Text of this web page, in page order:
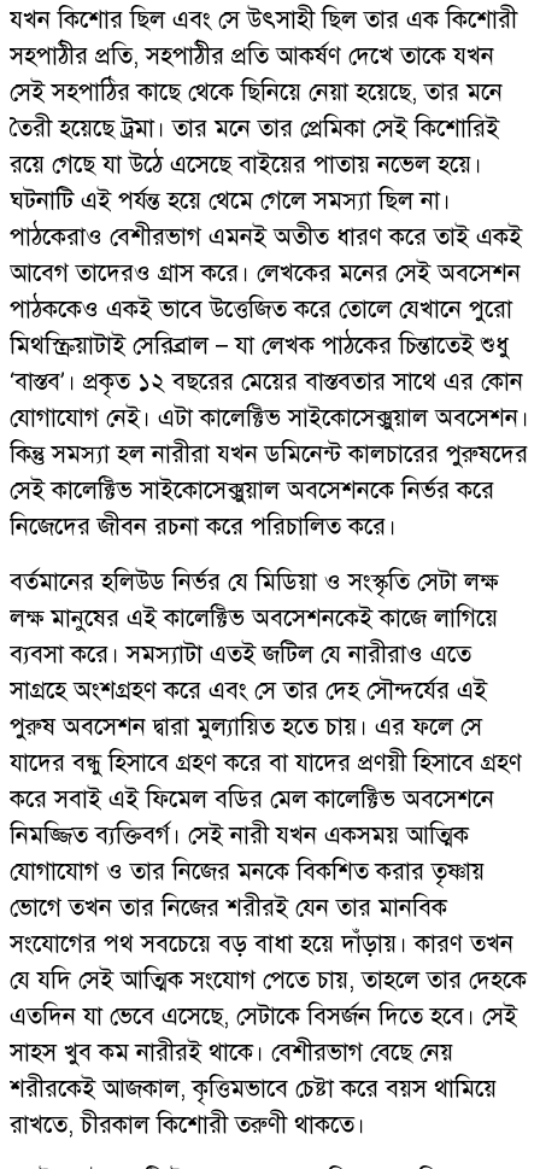
যখন কিশোর ছিল এবং সে উৎসাহী ছিল তার এক কিশোরী
সহপাঠীর প্রতি, সহপাঠীর প্রতি আকর্ষণ দেখে তাকে যখন
সেই সহপাঠির কাছে থেকে ছিনিয়ে নেয়া হয়েছে, তার মনে
তৈরী হয়েছে ট্রমা। তার মনে তার প্রেমিকা সেই কিশোরিই
রয়ে গেছে যা উঠে এসেছে বাইয়ের পাতায় নভেল হয়ে।
ঘটনাটি এই পর্যন্ত হয়ে থেমে গেলে সমস্যা ছিল না।
পাঠকেরাও বেশীরভাগ এমনই অতীত ধারণ করে তাই একই
আবেগ তাদেরও গ্রাস করে। লেখকের মনের সেই অবসেশন
পাঠককেও একই ভাবে উত্তেজিত করে তোলে যেখানে পুরো
মিথস্ক্রিয়াটাই সেরিব্রাল – যা লেখক পাঠকের চিন্তাতেই শুধু
‘বাস্তব’। প্রকৃত ১২ বছরের মেয়ের বাস্তবতার সাথে এর কোন
যোগাযোগ নেই। এটা কালেক্টিভ সাইকোসেক্সুয়াল অবসেশন।
কিন্তু সমস্যা হল নারীরা যখন ডমিনেন্ট কালচারের পুরুষদের
সেই কালেক্টিভ সাইকোসেক্সুয়াল অবসেশনকে নির্ভর করে
নিজেদের জীবন রচনা করে পরিচালিত করে।
বর্তমানের হলিউড নির্ভর যে মিডিয়া ও সংস্কৃতি সেটা লক্ষ
লক্ষ মানুষের এই কালেক্টিভ অবসেশনকেই কাজে লাগিয়ে
ব্যবসা করে। সমস্যাটা এতই জটিল যে নারীরাও এতে
সাগ্রহে অংশগ্রহণ করে এবং সে তার দেহ সৌন্দর্যের এই
পুরুষ অবসেশন দ্বারা মুল্যায়িত হতে চায়। এর ফলে সে
যাদের বন্ধু হিসাবে গ্রহণ করে বা যাদের প্রণয়ী হিসাবে গ্রহণ
করে সবাই এই ফিমেল বডির মেল কালেক্টিভ অবসেশনে
নিমজ্জিত ব্যক্তিবর্গ। সেই নারী যখন একসময় আত্মিক
যোগাযোগ ও তার নিজের মনকে বিকশিত করার তৃষ্ণায়
ভোগে তখন তার নিজের শরীরই যেন তার মানবিক
সংযোগের পথ সবচেয়ে বড় বাধা হয়ে দাঁড়ায়। কারণ তখন
যে যদি সেই আত্মিক সংযোগ পেতে চায়, তাহলে তার দেহকে
এতদিন যা ভেবে এসেছে, সেটাকে বিসর্জন দিতে হবে। সেই
সাহস খুব কম নারীরই থাকে। বেশীরভাগ বেছে নেয়
শরীরকেই আজকাল, কৃত্তিমভাবে চেষ্টা করে বয়স থামিয়ে
রাখতে, চীরকাল কিশোরী তরুণী থাকতে।